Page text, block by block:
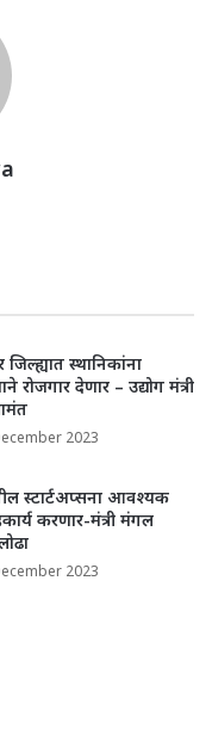
जिल्ह्यात स्थानिकांना
रोजगार देणार – उद्योग मंत्री
2023
स्टार्टअप्सना आवश्यक
करणार-मंत्री मंगल
2023